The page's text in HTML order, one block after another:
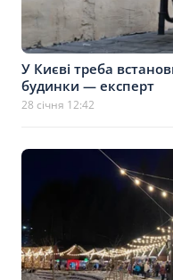
У Києві треба
будинки — експерт
28 січня 12:42